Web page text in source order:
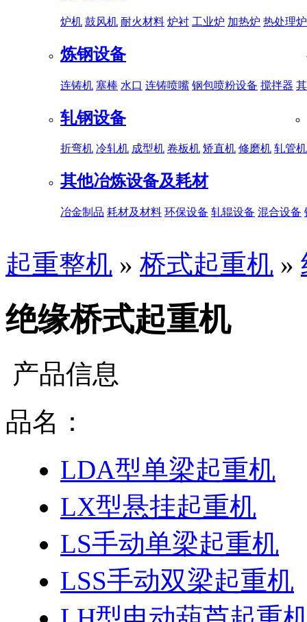
炉机 鼓风机 耐火材料 炉衬 工业炉 加热炉 热处理炉
炼钢设备
连铸机 塞棒 水口 连铸喷嘴 钢包喷粉设备 搅拌器
轧钢设备
折弯机 冷轧机 成型机 卷板机 矫直机 修磨机 轧管机
其他冶炼设备及耗材
冶金制品 耗材及材料 环保设备 轧辊设备 混合设备
起重整机 » 桥式起重机 »
绝缘桥式起重机
产品信息
品名：
LDA型单梁起重机
LX型悬挂起重机
LS手动单梁起重机
LSS手动双梁起重机